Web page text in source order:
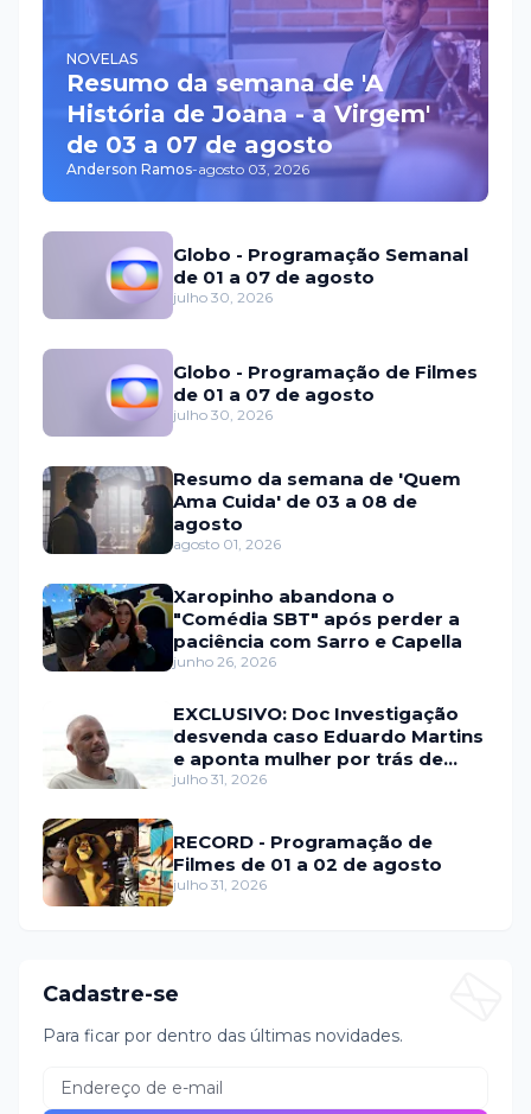
NOVELAS
Resumo da semana de 'A
História de Joana - a Virgem'
de 03 a 07 de agosto
Anderson Ramos-agosto 03, 2026
Globo - Programação Semanal
de 01 a 07 de agosto
julho 30, 2026
Globo - Programação de Filmes
de 01 a 07 de agosto
julho 30, 2026
Resumo da semana de 'Quem
Ama Cuida' de 03 a 08 de
agosto
agosto 01, 2026
Xaropinho abandona o
"Comédia SBT" após perder a
paciência com Sarro e Capella
junho 26, 2026
EXCLUSIVO: Doc Investigação
desvenda caso Eduardo Martins
e aponta mulher por trás de
fraude internacional
julho 31, 2026
RECORD - Programação de
Filmes de 01 a 02 de agosto
julho 31, 2026
Cadastre-se
Para ficar por dentro das últimas novidades.